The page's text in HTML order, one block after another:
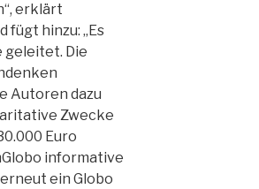
erklärt
fügt hinzu: „Es
geleitet. Die
Autoren dazu
Zwecke
Euro
informative
ein Globo